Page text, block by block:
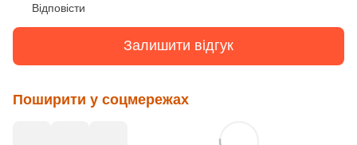
Відповісти
Залишити відгук
Поширити у соцмережах